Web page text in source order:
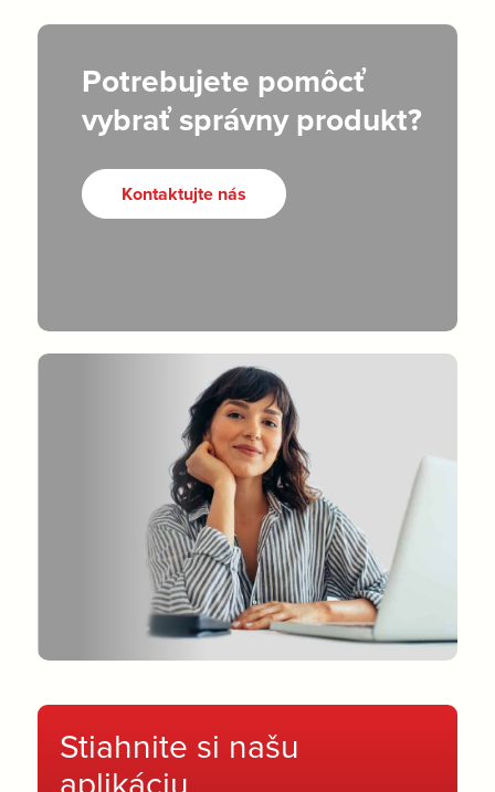
Potrebujete pomôcť
vybrať správny produkt?
Kontaktujte nás
Stiahnite si našu